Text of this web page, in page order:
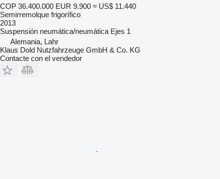
COP 36.400.000 EUR 9.900 ≈ US$ 11.440
Semirremolque frigorífico
2013
Suspensión neumática/neumática Ejes 1
Alemania, Lahr
Klaus Dold Nutzfahrzeuge GmbH & Co. KG
Contacte con el vendedor